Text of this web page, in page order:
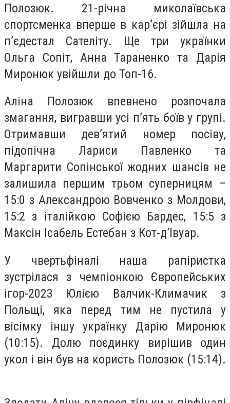
Полозюк. 21-річна миколаївська
спортсменка вперше в кар’єрі зійшла на
п’єдестал Сателіту. Ще три українки
Ольга Сопіт, Анна Тараненко та Дарія
Миронюк увійшли до Топ-16.
Аліна Полозюк впевнено розпочала
змагання, вигравши усі п’ять боїв у групі.
Отримавши дев’ятий номер посіву,
підопічна Лариси Павленко та
Маргарити Сопінської жодних шансів не
залишила першим трьом суперницям –
15:0 з Александрою Вовченко з Молдови,
15:2 з італійкою Софією Бардес, 15:5 з
Максін Ісабель Естебан з Кот-д’Івуар.
У чвертьфіналі наша рапіристка
зустрілася з чемпіонкою Європейських
ігор-2023 Юлією Валчик-Климачик з
Польщі, яка перед тим не пустила у
вісімку іншу українку Дарію Миронюк
(10:15). Долю поєдинку вирішив один
укол і він був на користь Полозюк (15:14).